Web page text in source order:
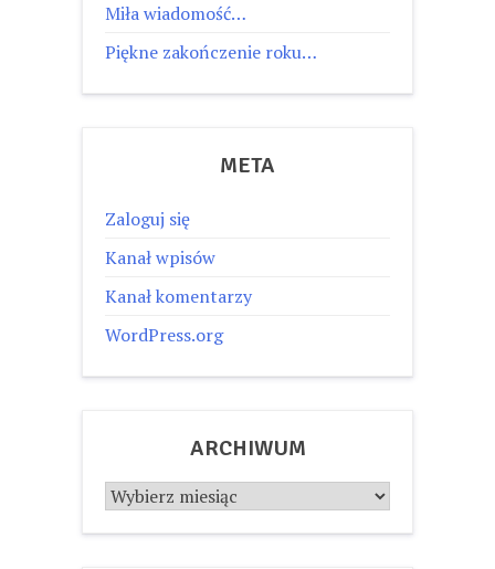
Miła wiadomość…
Piękne zakończenie roku…
META
Zaloguj się
Kanał wpisów
Kanał komentarzy
WordPress.org
ARCHIWUM
Archiwum